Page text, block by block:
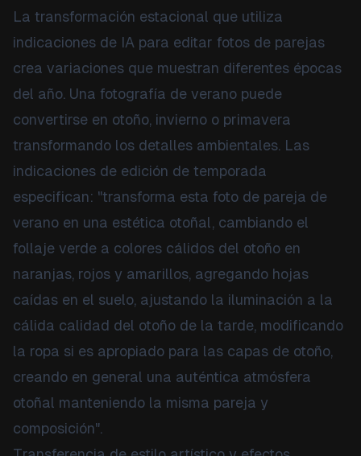
La transformación estacional que utiliza
indicaciones de IA para editar fotos de parejas
crea variaciones que muestran diferentes épocas
del año. Una fotografía de verano puede
convertirse en otoño, invierno o primavera
transformando los detalles ambientales. Las
indicaciones de edición de temporada
especifican: "transforma esta foto de pareja de
verano en una estética otoñal, cambiando el
follaje verde a colores cálidos del otoño en
naranjas, rojos y amarillos, agregando hojas
caídas en el suelo, ajustando la iluminación a la
cálida calidad del otoño de la tarde, modificando
la ropa si es apropiado para las capas de otoño,
creando en general una auténtica atmósfera
otoñal manteniendo la misma pareja y
composición".